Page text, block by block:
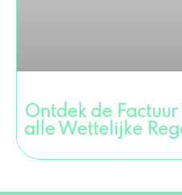
Ontdek de
alle Wettelijke